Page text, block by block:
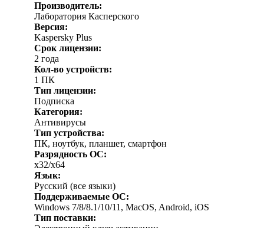
Производитель:
Лаборатория Касперского
Версия:
Kaspersky Plus
Срок лицензии:
2 года
Кол-во устройств:
1 ПК
Тип лицензии:
Подписка
Категория:
Антивирусы
Тип устройства:
ПК, ноутбук, планшет, смартфон
Разрядность ОС:
x32/x64
Язык:
Русский (все языки)
Поддерживаемые ОС:
Windows 7/8/8.1/10/11, MacOS, Android, iOS
Тип поставки: